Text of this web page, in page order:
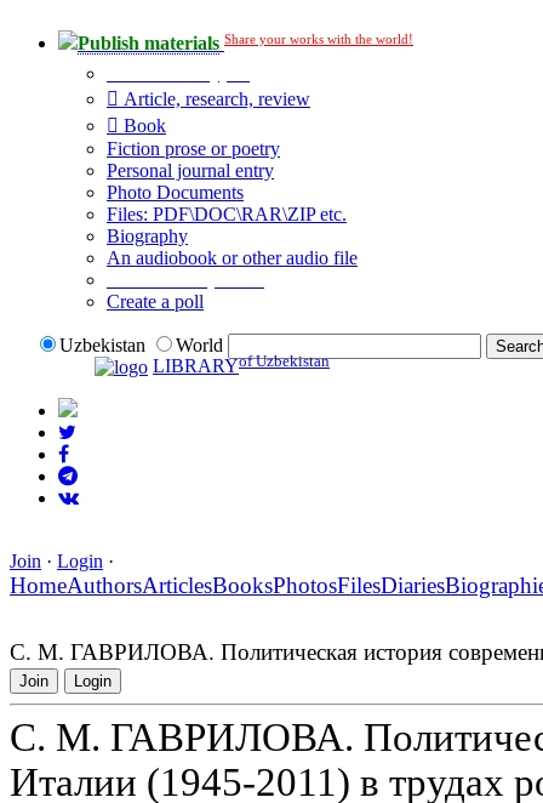
Publish materials Share your works with the world!
Article, research, review
Book
Fiction prose or poetry
Personal journal entry
Photo Documents
Files: PDF\DOC\RAR\ZIP etc.
Biography
An audiobook or other audio file
Create a poll
Uzbekistan
World
LIBRARYof Uzbekistan
Join · Login ·
HomeAuthorsArticlesBooksPhotosFilesDiaries
С. М. ГАВРИЛОВА. Политическая история
Join Login
С. М. ГАВРИЛОВА.
Италии (1945-2011) в трудах